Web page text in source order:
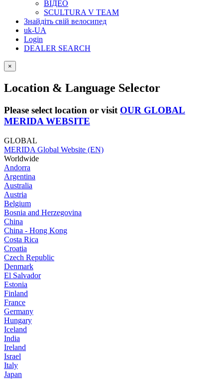
ВІДЕО
SCULTURA V TEAM
Знайдіть свій велосипед
uk-UA
Login
DEALER SEARCH
×
Location & Language Selector
Please select location or visit OUR GLOBAL
MERIDA WEBSITE
GLOBAL
MERIDA Global Website (EN)
Worldwide
Andorra
Argentina
Australia
Austria
Belgium
Bosnia and Herzegovina
China
China - Hong Kong
Costa Rica
Croatia
Czech Republic
Denmark
El Salvador
Estonia
Finland
France
Germany
Hungary
Iceland
India
Ireland
Israel
Italy
Japan